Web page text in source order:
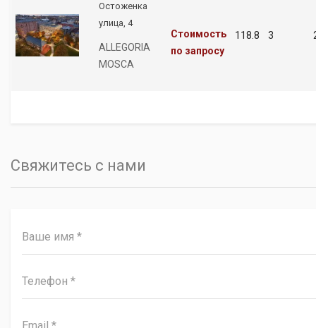
Остоженка
улица, 4
ALLEGORIA
MOSCA
Стоимость
по запросу
118.8 3
Свяжитесь с нами